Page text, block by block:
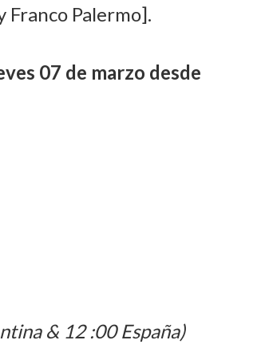
Franco Palermo].
07 de marzo desde
& 12 :00 España)